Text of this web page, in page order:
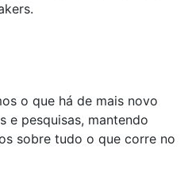
o que há de mais novo
e pesquisas, mantendo
sobre tudo o que corre no